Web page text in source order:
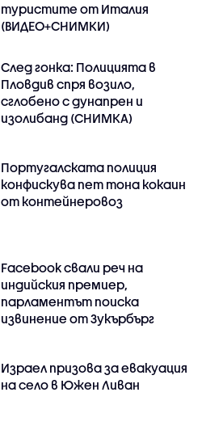
туристите от Италия
(ВИДЕО+СНИМКИ)
След гонка: Полицията в
Пловдив спря возило,
сглобено с дунапрен и
изолибанд (СНИМКА)
Португалската полиция
конфискува пет тона кокаин
от контейнеровоз
Facebook свали реч на
индийския премиер,
парламентът поиска
извинение от Зукърбърг
Израел призова за евакуация
на село в Южен Ливан